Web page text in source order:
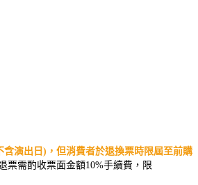
演出日)，但消費者於退換票時限屆至前購
票需酌收票面金額10%手續費，限